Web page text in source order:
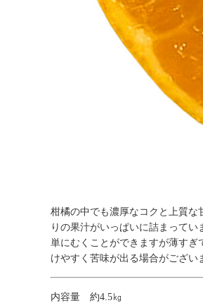
柑橘の中でも濃厚なコクと上質
りの果汁がいっぱいに詰まって
単にむくことができますが薄す
けやすく苦味が出る場合がござい
内容量 約4.5㎏